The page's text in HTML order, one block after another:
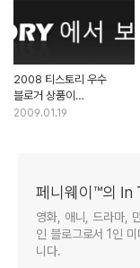
2008 티스토리 우수
블로거 상품이
도착했습니다!
2009.01.19
페니웨이™의 In
영화, 애니, 드라마,
인 블로그로서 1인
니다.